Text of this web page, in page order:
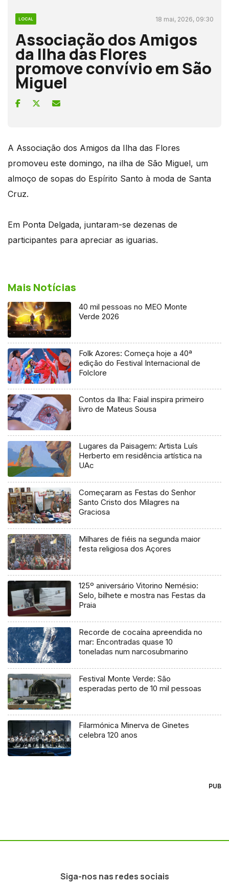
LOCAL 18 mai, 2026, 09:30
Associação dos Amigos
da Ilha das Flores
promove convívio em São
Miguel
A Associação dos Amigos da Ilha das Flores
promoveu este domingo, na ilha de São Miguel, um
almoço de sopas do Espírito Santo à moda de Santa
Cruz.
Em Ponta Delgada, juntaram-se dezenas de
participantes para apreciar as iguarias.
Mais Notícias
40 mil pessoas no MEO Monte
Verde 2026
Folk Azores: Começa hoje a 40ª
edição do Festival Internacional de
Folclore
Contos da Ilha: Faial inspira primeiro
livro de Mateus Sousa
Lugares da Paisagem: Artista Luís
Herberto em residência artística na
UAc
Começaram as Festas do Senhor
Santo Cristo dos Milagres na
Graciosa
Milhares de fiéis na segunda maior
festa religiosa dos Açores
125º aniversário Vitorino Nemésio:
Selo, bilhete e mostra nas Festas da
Praia
Recorde de cocaína apreendida no
mar: Encontradas quase 10
toneladas num narcosubmarino
Festival Monte Verde: São
esperadas perto de 10 mil pessoas
Filarmónica Minerva de Ginetes
celebra 120 anos
PUB
Siga-nos nas redes sociais